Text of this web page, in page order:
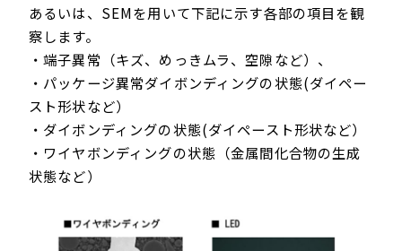
あるいは、SEMを用いて下記に示す各部の項目を観
察します。
・端子異常（キズ、めっきムラ、空隙など）、
・パッケージ異常ダイボンディングの状態(ダイペー
スト形状など）
・ダイボンディングの状態(ダイペースト形状など）
・ワイヤボンディングの状態（金属間化合物の生成
状態など）